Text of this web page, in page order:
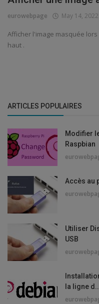
Security
eurowebpage May 14, 2022
Afficher l'image masquée
haut .
ARTICLES POPULAIRES
Modifier
Raspbian
Accès au
Utiliser
USB
la ligne